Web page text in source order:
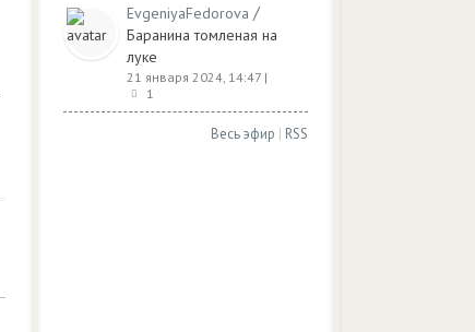
EvgeniyaFedorova /
Баранина томленая на
луке
21 января 2024, 14:47 |
1
Весь эфир | RSS